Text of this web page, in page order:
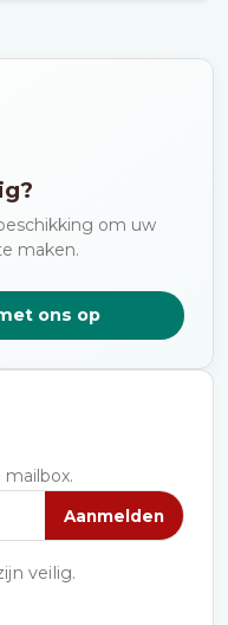
om uw
maken.
ons op
Aanmelden
veilig.